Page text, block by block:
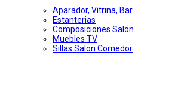
Aparador, Vitrina, Bar
Estanterias
Composiciones Salon
Muebles TV
Sillas Salon Comedor